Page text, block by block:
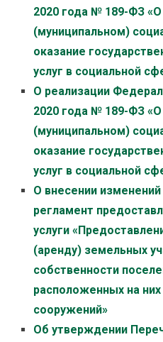
2020 года № 189-ФЗ
(муниципальном)
оказание
услуг в социальной
О реализации
2020 года № 189-ФЗ
(муниципальном)
оказание
услуг в социальной
О внесении
регламент
услуги
(аренду) земельных
собственности
расположенных на
сооружений»
Об утверждении